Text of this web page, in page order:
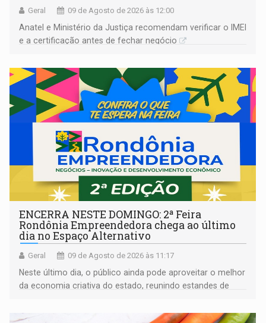
Geral 09 de Agosto de 2026 às 12:00
Anatel e Ministério da Justiça recomendam verificar o IMEI
e a certificação antes de fechar negócio
ENCERRA NESTE DOMINGO: 2ª Feira
Rondônia Empreendedora chega ao último
dia no Espaço Alternativo
Geral 09 de Agosto de 2026 às 11:17
Neste último dia, o público ainda pode aproveitar o melhor
da economia criativa do estado, reunindo estandes de